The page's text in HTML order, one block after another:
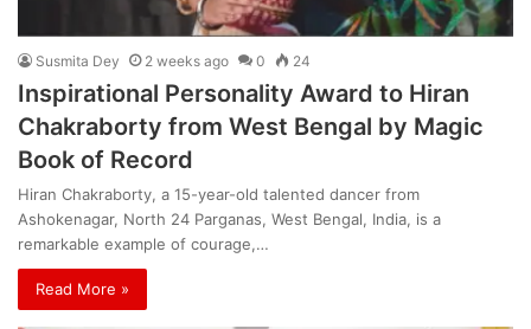
Susmita Dey 2 weeks ago 0 24
Inspirational Personality Award to Hiran
Chakraborty from West Bengal by Magic
Book of Record
Hiran Chakraborty, a 15-year-old talented dancer from
Ashokenagar, North 24 Parganas, West Bengal, India, is a
remarkable example of courage,…
Read More »